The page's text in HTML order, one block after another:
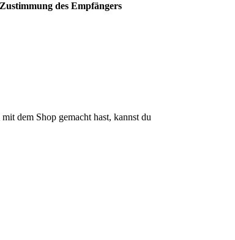
des Empfängers
dem Shop gemacht hast, kannst du